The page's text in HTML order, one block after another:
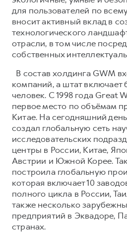
для пользователей по
вносит активный вклад в
технологического
отрасли, в том числе
собственных
В состав холдинга GWM
компаний, а штат включает
человек. С 1998 года Great
первое место по объёмам
Китае. На сегодняшний
создал глобальную сеть
исследовательских
центры в России, Китае,
Австрии и Южной Корее.
построила глобальную
которая включает 10
полного цикла в России,
также несколько
предприятий в Эквадоре,
странах.